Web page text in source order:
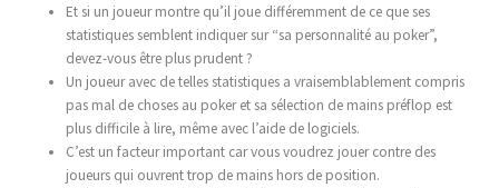
Et si un joueur montre qu’il joue différemment de ce que ses
statistiques semblent indiquer sur “sa personnalité au poker”,
devez-vous être plus prudent ?
Un joueur avec de telles statistiques a vraisemblablement compris
pas mal de choses au poker et sa sélection de mains préflop est
plus difficile à lire, même avec l’aide de logiciels.
C’est un facteur important car vous voudrez jouer contre des
joueurs qui ouvrent trop de mains hors de position.